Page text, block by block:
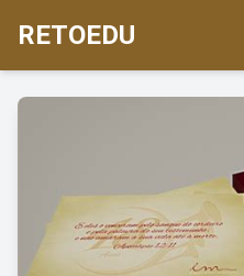
RETOEDU